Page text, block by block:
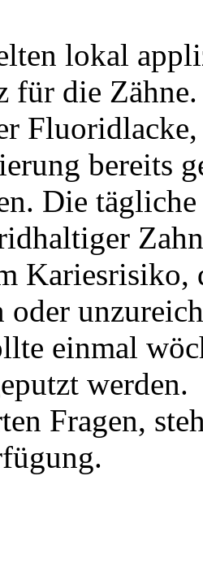
lokal
für die
bereits
Die
Kariesrisiko,
oder
einmal
werden.
Fragen,